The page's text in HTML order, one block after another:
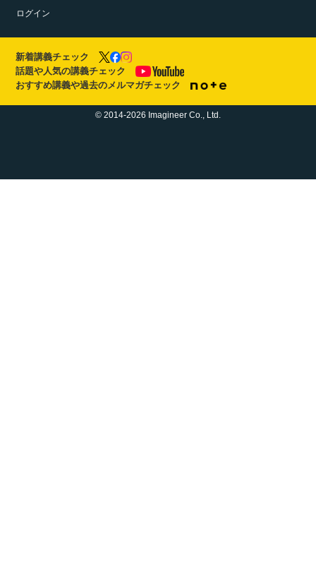
ログイン
新着講義チェック
話題や人気の講義チェック
おすすめ講義や過去のメルマガチェック
© 2014-2026 Imagineer Co., Ltd.